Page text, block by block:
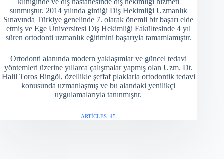
kliniğinde ve diş hastanesinde diş hekimliği hizmeti
sunmuştur. 2014 yılında girdiği Diş Hekimliği Uzmanlık
Sınavında Türkiye genelinde 7. olarak önemli bir başarı elde
etmiş ve Ege Üniversitesi Diş Hekimliği Fakültesinde 4 yıl
süren ortodonti uzmanlık eğitimini başarıyla tamamlamıştır.
Ortodonti alanında modern yaklaşımlar ve güncel tedavi
yöntemleri üzerine yıllarca çalışmalar yapmış olan Uzm. Dt.
Halil Toros Bingöl, özellikle şeffaf plaklarla ortodontik tedavi
konusunda uzmanlaşmış ve bu alandaki yenilikçi
uygulamalarıyla tanınmıştır.
ARTICLES: 45